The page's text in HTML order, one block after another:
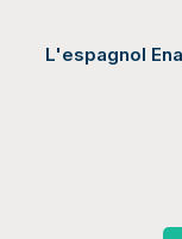
L'espagnol